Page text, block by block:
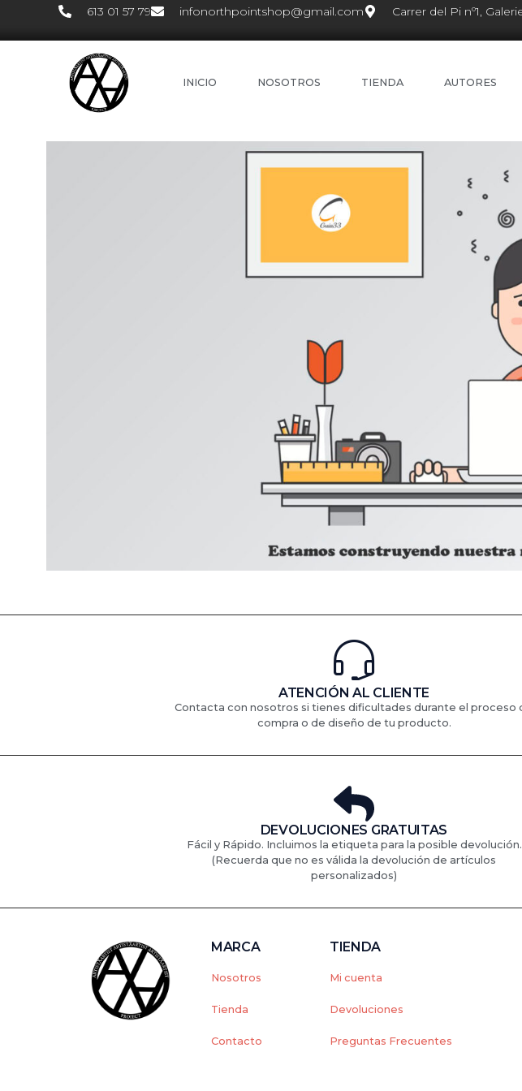
613 01 57 79 infonorthpointshop@gmail.com Carrer del Pi nº1,
INICIO NOSOTROS TIENDA AUTORES
ATENCIÓN AL CLIENTE
Contacta con nosotros si tienes dificultades durante el proceso
compra o de diseño de tu producto.
DEVOLUCIONES GRATUITAS
Fácil y Rápido. Incluimos la etiqueta para la posible devolución.
(Recuerda que no es válida la devolución de artículos
personalizados)
MARCA
Nosotros
Tienda
Contacto
TIENDA
Mi cuenta
Devoluciones
Preguntas Frecuentes